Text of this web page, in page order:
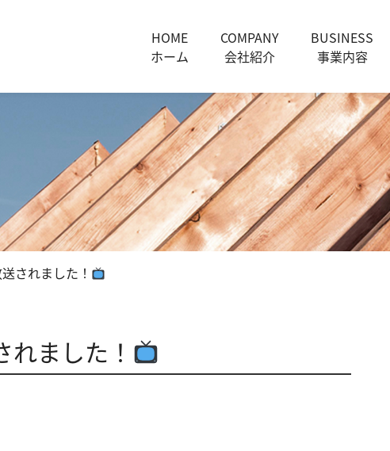
HOME
ホーム
COMPANY
会社紹介
BUSINESS
事業内容
されました！
ました！